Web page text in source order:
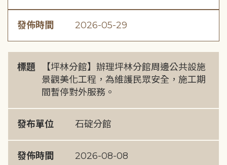
發佈時間 2026-05-29
標題
【坪林分館】辦理坪林分館周邊公共設施
景觀美化工程，為維護民眾安全，施工期
間暫停對外服務。
發布單位 石碇分館
發佈時間 2026-08-08